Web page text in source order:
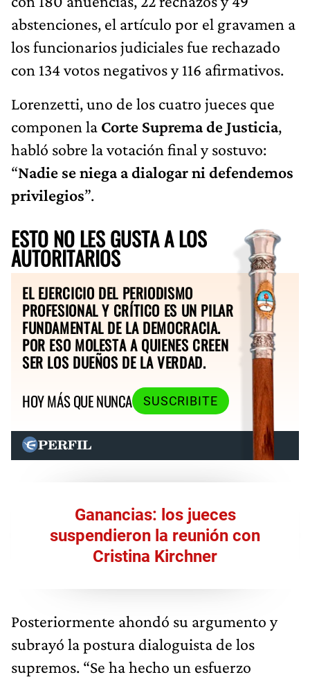
abstenciones, el artículo por el gravamen a
los funcionarios judiciales fue rechazado
con 134 votos negativos y 116 afirmativos.
Lorenzetti, uno de los cuatro jueces que
componen la Corte Suprema de Justicia,
habló sobre la votación final y sostuvo:
“Nadie se niega a dialogar ni defendemos
privilegios”.
ESTO NO LES GUSTA A LOS
AUTORITARIOS
EL EJERCICIO DEL PERIODISMO
PROFESIONAL Y CRÍTICO ES UN PILAR
FUNDAMENTAL DE LA DEMOCRACIA.
POR ESO MOLESTA A QUIENES CREEN
SER LOS DUEÑOS DE LA VERDAD.
HOY MÁS QUE NUNCA
SUSCRIBITE
Ganancias: los jueces
suspendieron la reunión con
Cristina Kirchner
Posteriormente ahondó su argumento y
subrayó la postura dialoguista de los
supremos. “Se ha hecho un esfuerzo